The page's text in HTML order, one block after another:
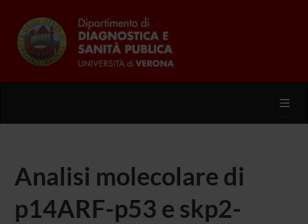
Analisi molecolare di
p14ARF-p53 e skp2-